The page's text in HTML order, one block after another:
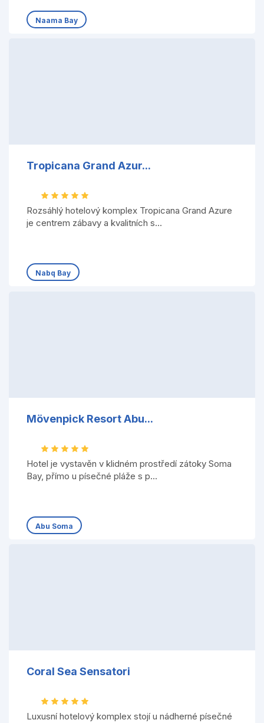
Naama Bay
Tropicana Grand Azur...
Rozsáhlý hotelový komplex Tropicana Grand Azure
je centrem zábavy a kvalitních s...
Nabq Bay
Mövenpick Resort Abu...
Hotel je vystavěn v klidném prostředí zátoky Soma
Bay, přímo u písečné pláže s p...
Abu Soma
Coral Sea Sensatori
Luxusní hotelový komplex stojí u nádherné písečné